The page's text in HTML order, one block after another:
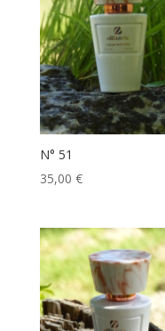
N° 51
35,00 €